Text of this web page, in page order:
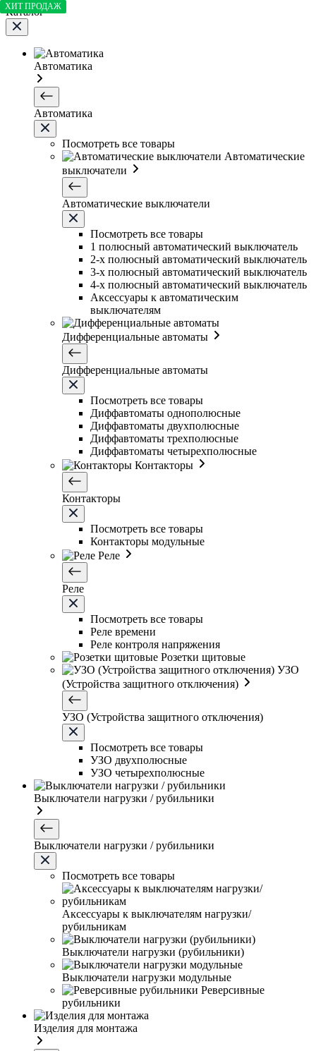
Каталог
Автоматика
Автоматика
Посмотреть все товары
Автоматические
выключатели
Автоматические выключатели
Посмотреть все товары
1 полюсный автоматический выключатель
2-х полюсный автоматический выключатель
3-х полюсный автоматический выключатель
4-х полюсный автоматический выключатель
Аксессуары к автоматическим
выключателям
Дифференциальные автоматы
Дифференциальные автоматы
Посмотреть все товары
Диффавтоматы однополюсные
Диффавтоматы двухполюсные
Диффавтоматы трехполюсные
Диффавтоматы четырехполюсные
Контакторы
Контакторы
Посмотреть все товары
Контакторы модульные
Реле
Реле
Посмотреть все товары
Реле времени
Реле контроля напряжения
Розетки щитовые
УЗО
(Устройства защитного отключения)
УЗО (Устройства защитного отключения)
Посмотреть все товары
УЗО двухполюсные
УЗО четырехполюсные
Выключатели нагрузки / рубильники
Выключатели нагрузки / рубильники
Посмотреть все товары
Аксессуары к выключателям нагрузки/
рубильникам
Выключатели нагрузки (рубильники)
Выключатели нагрузки модульные
Реверсивные
рубильники
Изделия для монтажа
ХИТ ПРОДАЖ